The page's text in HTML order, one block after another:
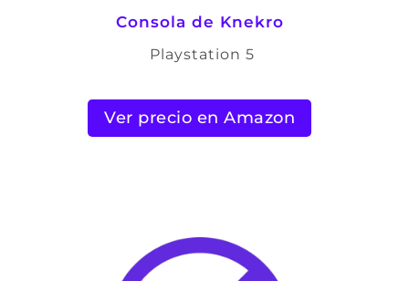
Consola de Knekro
Playstation 5
Ver precio en Amazon